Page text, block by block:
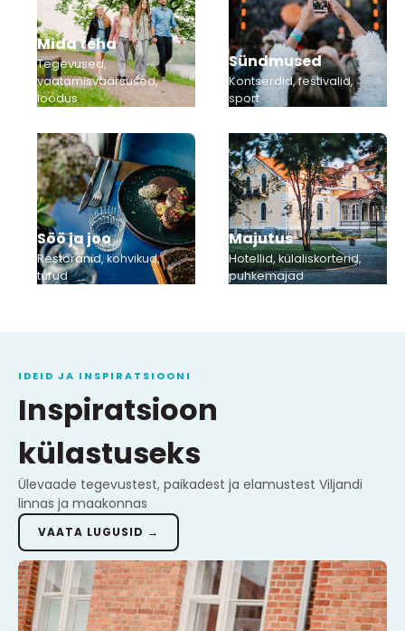
Mida teha
Tegevused,
vaatamisväärsused,
loodus
Sündmused
Kontserdid, festivalid,
sport
Söö ja joo
Restoranid, kohvikud,
turud
Majutus
Hotellid, külaliskorterid,
puhkemajad
IDEID JA INSPIRATSIOONI
Inspiratsioon
külastuseks
Ülevaade tegevustest, paikadest ja elamustest Viljandi
linnas ja maakonnas
VAATA LUGUSID →